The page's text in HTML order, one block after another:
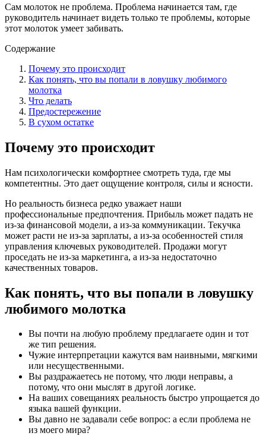
Сам молоток не проблема. Проблема начинается там, где
руководитель начинает видеть только те проблемы, которые
этот молоток умеет забивать.
Содержание
Почему это происходит
Как понять, что вы попали в ловушку любимого
молотка
Что делать
Предостережение
В сухом остатке
Почему это происходит
Нам психологически комфортнее смотреть туда, где мы
компетентны. Это дает ощущение контроля, силы и ясности.
Но реальность бизнеса редко уважает наши
профессиональные предпочтения. Прибыль может падать не
из-за финансовой модели, а из-за коммуникации. Текучка
может расти не из-за зарплаты, а из-за особенностей стиля
управления ключевых руководителей. Продажи могут
проседать не из-за маркетинга, а из-за недостаточно
качественных товаров.
Как понять, что вы попали в ловушку
любимого молотка
Вы почти на любую проблему предлагаете один и тот
же тип решения.
Чужие интерпретации кажутся вам наивными, мягкими
или несущественными.
Вы раздражаетесь не потому, что люди неправы, а
потому, что они мыслят в другой логике.
На ваших совещаниях реальность быстро упрощается до
языка вашей функции.
Вы давно не задавали себе вопрос: а если проблема не
из моего мира?